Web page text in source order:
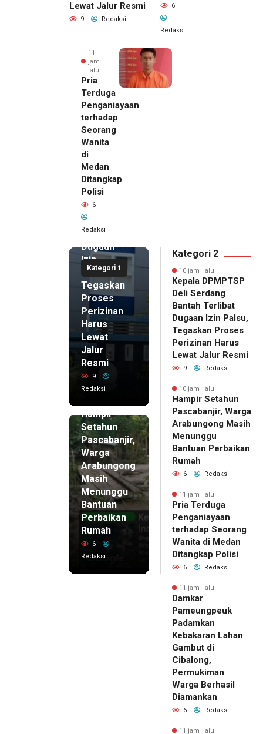
Lewat Jalur Resmi
9 Redaksi
6
Redaksi
11
jam
lalu
Pria
Terduga
Penganiayaan
terhadap
Seorang
Wanita
di
Medan
Ditangkap
Polisi
6
Redaksi
Kategori 1
10 jam lalu
Kepala
DPMPTSP
Deli
Serdang
Bantah
Terlibat
Dugaan
Izin
Palsu,
Tegaskan
Proses
Perizinan
Harus
Lewat
Jalur
Resmi
9
Redaksi
Hampir
Setahun
Pascabanjir,
Warga
Arabungong
Masih
Menunggu
Bantuan
Perbaikan
Rumah
6
Redaksi
Kategori 2
10 jam lalu
Kepala DPMPTSP
Deli Serdang
Bantah Terlibat
Dugaan Izin Palsu,
Tegaskan Proses
Perizinan Harus
Lewat Jalur Resmi
9 Redaksi
10 jam lalu
Hampir Setahun
Pascabanjir, Warga
Arabungong Masih
Menunggu
Bantuan Perbaikan
Rumah
6 Redaksi
11 jam lalu
Pria Terduga
Penganiayaan
terhadap Seorang
Wanita di Medan
Ditangkap Polisi
6 Redaksi
11 jam lalu
Damkar
Pameungpeuk
Padamkan
Kebakaran Lahan
Gambut di
Cibalong,
Permukiman
Warga Berhasil
Diamankan
6 Redaksi
11 jam lalu